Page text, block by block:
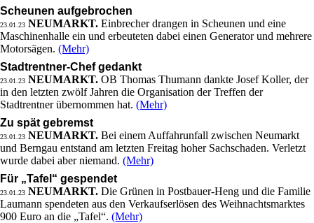
Scheunen aufgebrochen
23.01.23 NEUMARKT. Einbrecher drangen in Scheunen und eine
Maschinenhalle ein und erbeuteten dabei einen Generator und mehrere
Motorsägen. (Mehr)
Stadtrentner-Chef gedankt
23.01.23 NEUMARKT. OB Thomas Thumann dankte Josef Koller, der
in den letzten zwölf Jahren die Organisation der Treffen der
Stadtrentner übernommen hat. (Mehr)
Zu spät gebremst
23.01.23 NEUMARKT. Bei einem Auffahrunfall zwischen Neumarkt
und Berngau entstand am letzten Freitag hoher Sachschaden. Verletzt
wurde dabei aber niemand. (Mehr)
Für „Tafel“ gespendet
23.01.23 NEUMARKT. Die Grünen in Postbauer-Heng und die Familie
Laumann spendeten aus den Verkaufserlösen des Weihnachtsmarktes
900 Euro an die „Tafel“. (Mehr)